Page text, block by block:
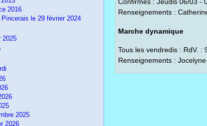
Renseignements :
Marche dynamique
Tous les vendredis : RdV. :
Renseignements :
2016
Pincerais le 29 février 2024
2025
2025
2026